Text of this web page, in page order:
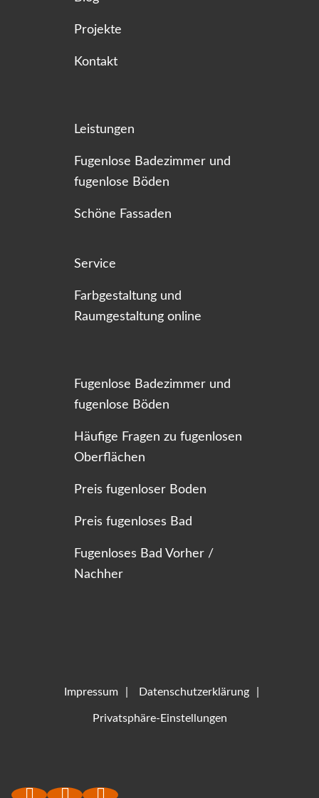
Projekte
Kontakt
Leistungen
Fugenlose Badezimmer und
fugenlose Böden
Schöne Fassaden
Service
Farbgestaltung und
Raumgestaltung online
Fugenlose Badezimmer und
fugenlose Böden
Häufige Fragen zu fugenlosen
Oberflächen
Preis fugenloser Boden
Preis fugenloses Bad
Fugenloses Bad Vorher /
Nachher
Impressum Datenschutzerklärung
Privatsphäre-Einstellungen